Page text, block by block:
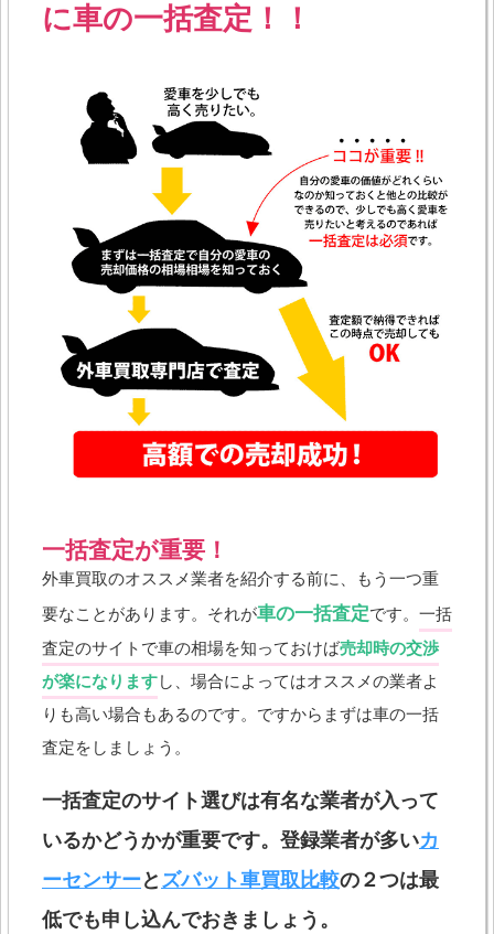
に車の一括査定！！
一括査定が重要！
外車買取のオススメ業者を紹介する前に、もう一つ重
要なことがあります。それが車の一括査定です。 一括
査定のサイトで車の相場を知っておけば売却時の交渉
が楽になりますし、場合によってはオススメの業者よ
りも高い場合もあるのです。ですからまずは車の一括
査定をしましょう。
一括査定のサイト選びは有名な業者が入って
いるかどうかが重要です。登録業者が多いカ
ーセンサーと ズバット車買取比較の２つは最
低でも申し込んでおきましょう。